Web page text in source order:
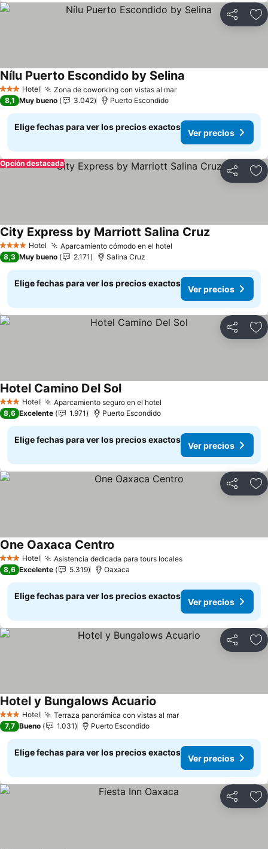
Compartir
3 Estrellas
Hotel Zona de coworking con vistas al mar
Nílu Puerto Escondido by Selina
8,1 Muy bueno 3.042 Puerto Escondido
Elige fechas para ver los precios exactos
Ver precios
Compartir
Opción destacada
4 EstrellasHotel Aparcamiento cómodo en el hotel
City Express by Marriott Salina Cruz
8,3 Muy bueno 2.171 Salina Cruz
Elige fechas para ver los precios exactos
Ver precios
Compartir
3 Estrellas
Hotel Aparcamiento seguro en el hotel
Hotel Camino Del Sol
8,6 Excelente 1.971 Puerto Escondido
Elige fechas para ver los precios exactos
Ver precios
Compartir
3 Estrellas
Hotel Asistencia dedicada para tours locales
One Oaxaca Centro
8,6 Excelente 5.319 Oaxaca
Elige fechas para ver los precios exactos
Ver precios
Compartir
3 Estrellas
Hotel Terraza panorámica con vistas al mar
Hotel y Bungalows Acuario
7,7 Bueno 1.031 Puerto Escondido
Elige fechas para ver los precios exactos
Ver precios
Compartir